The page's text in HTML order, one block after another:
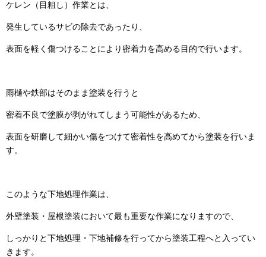
ケレン（目粗し）作業とは、
発生しているサビの除去であったり、
表面を軽く傷つけることにより密着力を高める目的で行います。
雨樋や鉄部はそのまま塗装を行うと
密着不良で塗膜が剥がれてしまう可能性があるため、
表面を研磨して細かい傷をつけて密着性を高めてから塗装を行いま
す。
このような下地処理作業は、
外壁塗装・屋根塗装において最も重要な作業になりますので、
しっかりと下地処理・下地補修を行ってから塗装工程へと入ってい
きます。